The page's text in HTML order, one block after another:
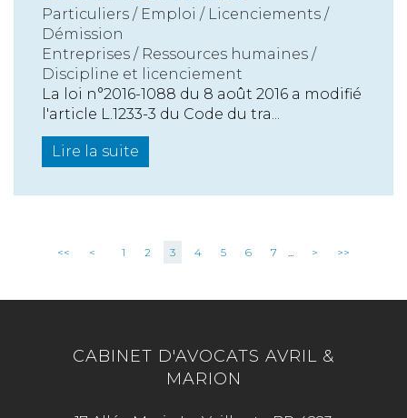
Particuliers / Emploi / Licenciements /
Démission
Entreprises / Ressources humaines /
Discipline et licenciement
La loi n°2016-1088 du 8 août 2016 a modifié
l'article L.1233-3 du Code du tra...
Lire la suite
<< < 1 2 3 4 5 6 7 ... > >>
CABINET D'AVOCATS AVRIL &
MARION